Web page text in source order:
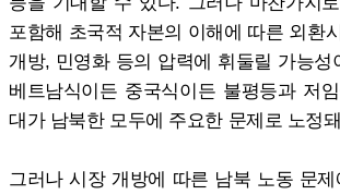
포함해 초국적 자본의 이해에 따른 외환
개방, 민영화 등의 압력에 휘둘릴 가능성
베트남식이든 중국식이든 불평등과 저
대가 남북한 모두에 주요한 문제로 노정
그러나 시장 개방에 따른 남북 노동 문